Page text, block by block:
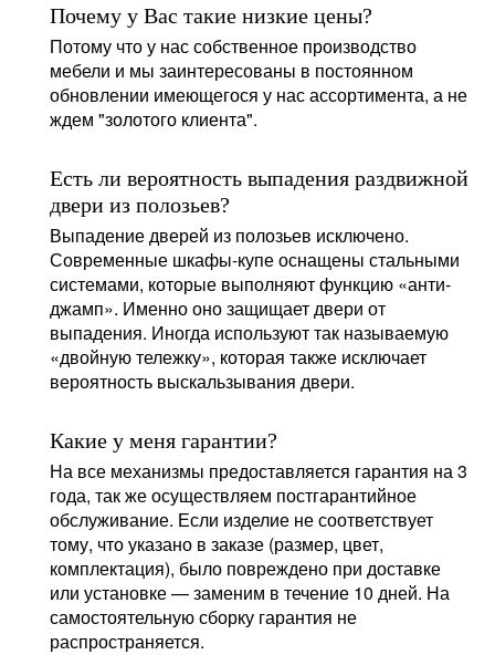
Почему у Вас такие низкие цены?
Потому что у нас собственное производство
мебели и мы заинтересованы в постоянном
обновлении имеющегося у нас ассортимента, а не
ждем "золотого клиента".
Есть ли вероятность выпадения раздвижной
двери из полозьев?
Выпадение дверей из полозьев исключено.
Современные шкафы-купе оснащены стальными
системами, которые выполняют функцию «анти-
джамп». Именно оно защищает двери от
выпадения. Иногда используют так называемую
«двойную тележку», которая также исключает
вероятность выскальзывания двери.
Какие у меня гарантии?
На все механизмы предоставляется гарантия на 3
года, так же осуществляем постгарантийное
обслуживание. Если изделие не соответствует
тому, что указано в заказе (размер, цвет,
комплектация), было повреждено при доставке
или установке — заменим в течение 10 дней. На
самостоятельную сборку гарантия не
распространяется.